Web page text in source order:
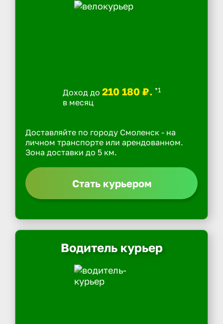
Доход до 210 180 ₽. *1
в месяц
Доставляйте по городу Смоленск - на
личном транспорте или арендованном.
Зона доставки до 5 км.
Стать курьером
Водитель курьер